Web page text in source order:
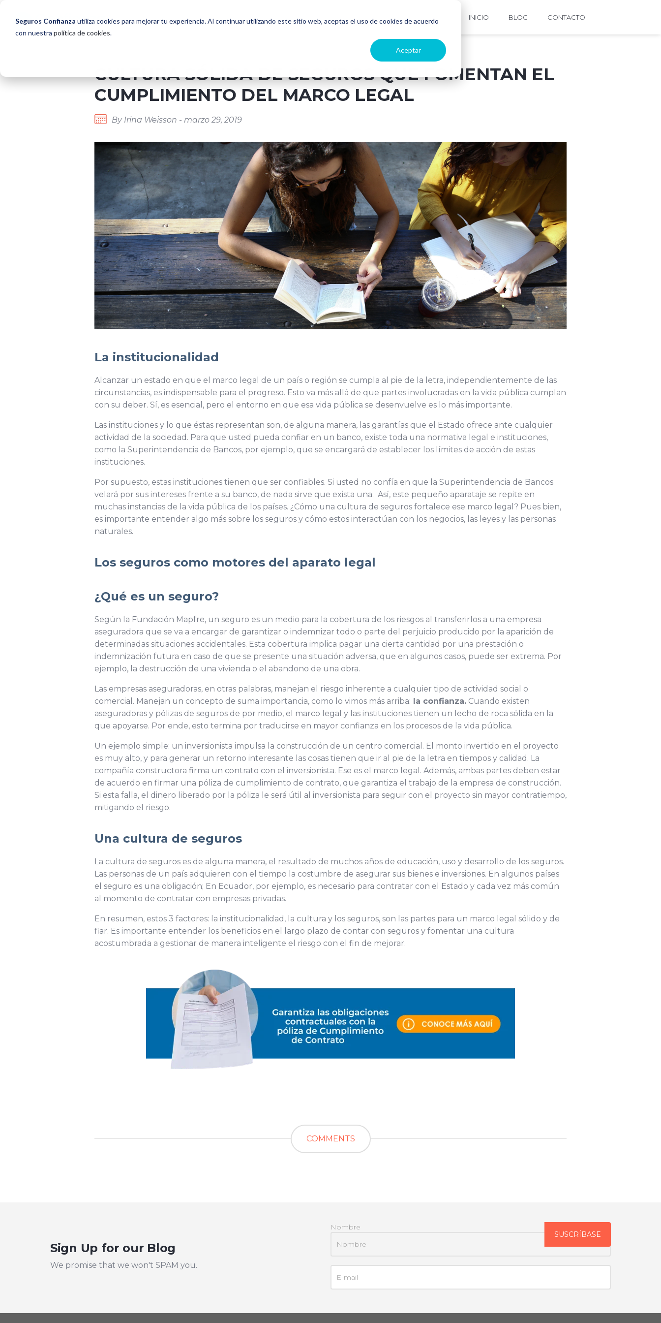
Seguros Confianza utiliza cookies para mejorar tu experiencia. Al continuar utilizando este sitio web, aceptas el uso de cookies de acuerdo
con nuestra política de cookies.
Aceptar
INICIO BLOG CONTACTO
CULTURA SÓLIDA DE SEGUROS QUE FOMENTAN EL
CUMPLIMIENTO DEL MARCO LEGAL
By Irina Weisson - marzo 29, 2019
La institucionalidad
Alcanzar un estado en que el marco legal de un país o región se cumpla al pie de la letra, independientemente de las
circunstancias, es indispensable para el progreso. Esto va más allá de que partes involucradas en la vida pública cumplan
con su deber. Sí, es esencial, pero el entorno en que esa vida pública se desenvuelve es lo más importante.
Las instituciones y lo que éstas representan son, de alguna manera, las garantías que el Estado ofrece ante cualquier
actividad de la sociedad. Para que usted pueda confiar en un banco, existe toda una normativa legal e instituciones,
como la Superintendencia de Bancos, por ejemplo, que se encargará de establecer los límites de acción de estas
instituciones.
Por supuesto, estas instituciones tienen que ser confiables. Si usted no confía en que la Superintendencia de Bancos
velará por sus intereses frente a su banco, de nada sirve que exista una. Así, este pequeño aparataje se repite en
muchas instancias de la vida pública de los países. ¿Cómo una cultura de seguros fortalece ese marco legal? Pues bien,
es importante entender algo más sobre los seguros y cómo estos interactúan con los negocios, las leyes y las personas
naturales.
Los seguros como motores del aparato legal
¿Qué es un seguro?
Según la Fundación Mapfre, un seguro es un medio para la cobertura de los riesgos al transferirlos a una empresa
aseguradora que se va a encargar de garantizar o indemnizar todo o parte del perjuicio producido por la aparición de
determinadas situaciones accidentales. Esta cobertura implica pagar una cierta cantidad por una prestación o
indemnización futura en caso de que se presente una situación adversa, que en algunos casos, puede ser extrema. Por
ejemplo, la destrucción de una vivienda o el abandono de una obra.
Las empresas aseguradoras, en otras palabras, manejan el riesgo inherente a cualquier tipo de actividad social o
comercial. Manejan un concepto de suma importancia, como lo vimos más arriba: la confianza. Cuando existen
aseguradoras y pólizas de seguros de por medio, el marco legal y las instituciones tienen un lecho de roca sólida en la
que apoyarse. Por ende, esto termina por traducirse en mayor confianza en los procesos de la vida pública.
Un ejemplo simple: un inversionista impulsa la construcción de un centro comercial. El monto invertido en el proyecto
es muy alto, y para generar un retorno interesante las cosas tienen que ir al pie de la letra en tiempos y calidad. La
compañía constructora firma un contrato con el inversionista. Ese es el marco legal. Además, ambas partes deben estar
de acuerdo en firmar una póliza de cumplimiento de contrato, que garantiza el trabajo de la empresa de construcción.
Si esta falla, el dinero liberado por la póliza le será útil al inversionista para seguir con el proyecto sin mayor contratiempo,
mitigando el riesgo.
Una cultura de seguros
La cultura de seguros es de alguna manera, el resultado de muchos años de educación, uso y desarrollo de los seguros.
Las personas de un país adquieren con el tiempo la costumbre de asegurar sus bienes e inversiones. En algunos países
el seguro es una obligación; En Ecuador, por ejemplo, es necesario para contratar con el Estado y cada vez más común
al momento de contratar con empresas privadas.
En resumen, estos 3 factores: la institucionalidad, la cultura y los seguros, son las partes para un marco legal sólido y de
fiar. Es importante entender los beneficios en el largo plazo de contar con seguros y fomentar una cultura
acostumbrada a gestionar de manera inteligente el riesgo con el fin de mejorar.
COMMENTS
Sign Up for our Blog
We promise that we won't SPAM you.
Nombre